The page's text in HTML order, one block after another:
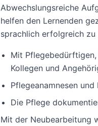
Abwechslungsreiche
helfen den Lernenden
sprachlich erfolgreich zu
Mit
Kollegen und
Pflegeanamnesen
Die Pflege
Mit der Neubearbeitung